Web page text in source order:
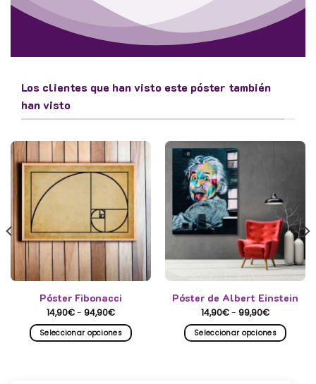
Los clientes que han visto este póster también
han visto
Póster Fibonacci
14,90€- 94,90€Rango
precios:
desde
14,90€
Seleccionar opciones
Póster de Albert Einstein
14,90€- 99,90€Rango
precios:
desde
14,90€
Seleccionar opciones